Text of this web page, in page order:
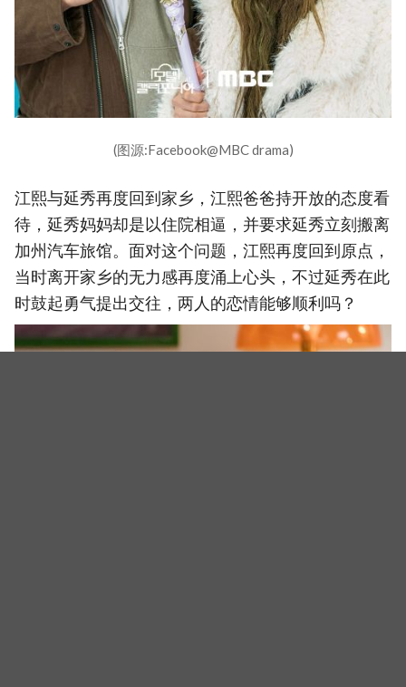
(图源:Facebook@MBC drama)
江熙与延秀再度回到家乡，江熙爸爸持开放的态度看
待，延秀妈妈却是以住院相逼，并要求延秀立刻搬离
加州汽车旅馆。面对这个问题，江熙再度回到原点，
当时离开家乡的无力感再度涌上心头，不过延秀在此
时鼓起勇气提出交往，两人的恋情能够顺利吗？